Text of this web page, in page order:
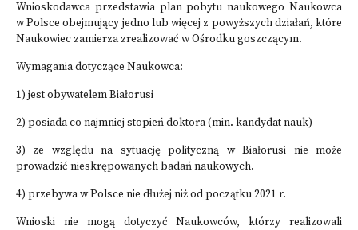
Wnioskodawca przedstawia plan pobytu naukowego Naukowca
w Polsce obejmujący jedno lub więcej z powyższych działań, które
Naukowiec zamierza zrealizować w Ośrodku goszczącym.
Wymagania dotyczące Naukowca:
1) jest obywatelem Białorusi
2) posiada co najmniej stopień doktora (min. kandydat nauk)
3) ze względu na sytuację polityczną w Białorusi nie może
prowadzić nieskrępowanych badań naukowych.
4) przebywa w Polsce nie dłużej niż od początku 2021 r.
Wnioski nie mogą dotyczyć Naukowców, którzy realizowali